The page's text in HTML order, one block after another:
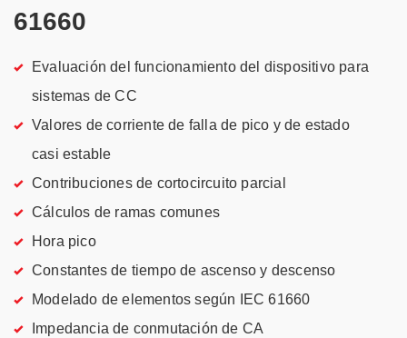
61660
Evaluación del funcionamiento del dispositivo para
sistemas de CC
Valores de corriente de falla de pico y de estado
casi estable
Contribuciones de cortocircuito parcial
Cálculos de ramas comunes
Hora pico
Constantes de tiempo de ascenso y descenso
Modelado de elementos según IEC 61660
Impedancia de conmutación de CA